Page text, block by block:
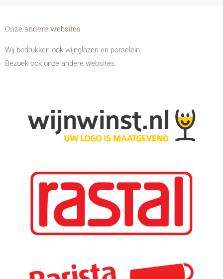
Onze andere websites
Wij bedrukken ook wijnglazen en porselein.
Bezoek ook onze andere websites.